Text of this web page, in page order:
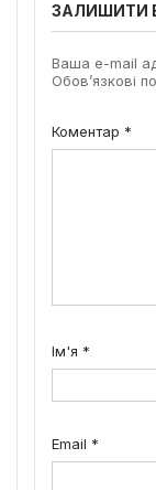
ЗАЛИШИТИ
Ваша e-mail
Обов’язкові
Коментар *
Ім'я *
Email *